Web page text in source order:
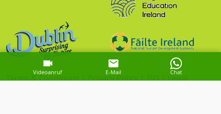
Terms & Conditions|Privacy Policy|ISD|Legal
Videoanruf E-Mail Chat